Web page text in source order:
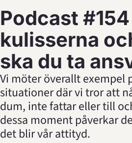
Podcast #154
kulisserna
ska du ta
Vi möter överallt exempel
situationer där vi tror att
dum, inte fattar eller till
dessa moment påverkar
det blir vår attityd.